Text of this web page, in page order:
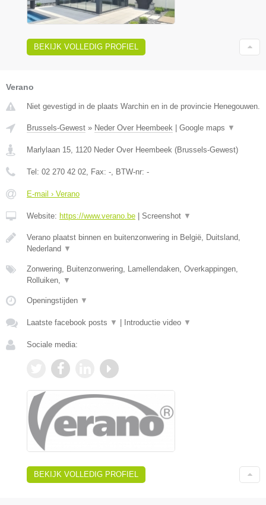
BEKIJK VOLLEDIG PROFIEL
Verano
Niet gevestigd in de plaats Warchin en in de provincie Henegouwen.
Brussels-Gewest » Neder Over Heembeek Google maps ▼
Marlylaan 15, 1120 Neder Over Heembeek (Brussels-Gewest)
Tel: 02 270 42 02, Fax: -, BTW-nr: -
E-mail › Verano
Website: https://www.verano.be Screenshot ▼
Verano plaatst binnen en buitenzonwering in België, Duitsland,
Nederland ▼
Zonwering, Buitenzonwering, Lamellendaken, Overkappingen,
Rolluiken, ▼
Openingstijden ▼
Laatste facebook posts ▼ Introductie video ▼
Sociale media:
BEKIJK VOLLEDIG PROFIEL